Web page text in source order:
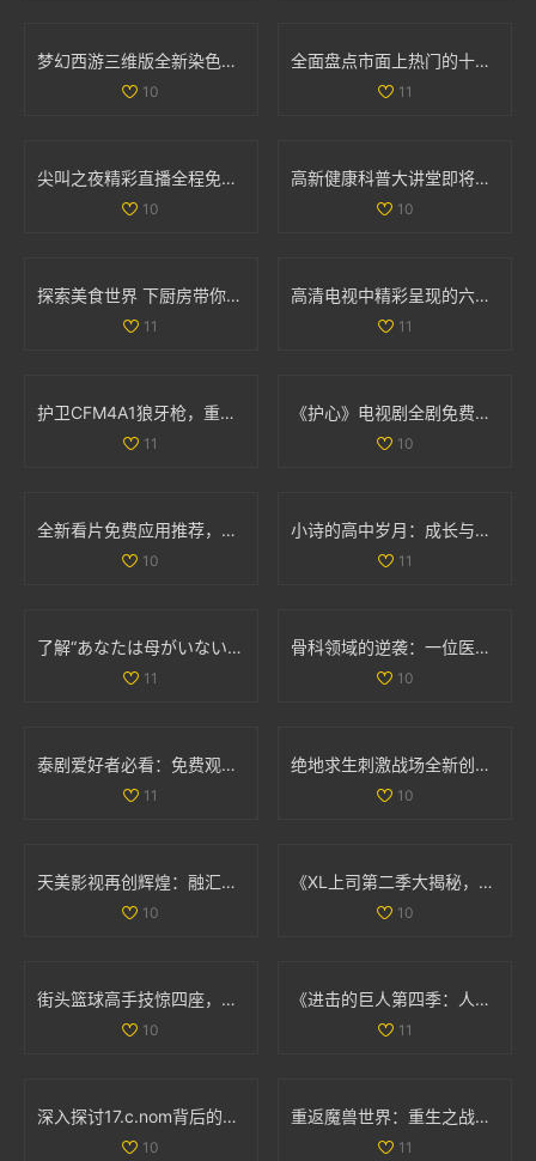
梦幻西游三维版全新染色系统上线，个性化角色打造新体验
10
全面盘点市面上热门的十款色情软件推荐与分析
11
尖叫之夜精彩直播全程免费看，与你共同感受音乐狂欢盛宴
10
高新健康科普大讲堂即将开启，12月2日至6日精彩课程安排揭晓
10
探索美食世界 下厨房带你领略烹饪的乐趣与创意
11
高清电视中精彩呈现的六部热播妻子题材影视作品推荐
11
护卫CFM4A1狼牙枪，重踏红色警戒与传奇之旅
11
《护心》电视剧全剧免费播放链接和观看指南分享
10
全新看片免费应用推荐，畅享海量高清影视资源
10
小诗的高中岁月：成长与梦想交织的日记分享
11
了解“あなたは母がいない”的深层含义与情感解析
11
骨科领域的逆袭：一位医生面对两位患者的挑战与思考
10
泰剧爱好者必看：免费观看热门经典电视剧推荐大全
11
绝地求生刺激战场全新创意工坊上线，体验极寒模式的独特挑战与乐趣
10
天美影视再创辉煌：融汇创新与经典的视听盛宴
10
《XL上司第二季大揭秘，角色发展与剧情变化分析》
10
街头篮球高手技惊四座，轻松撕扯对手防线让人叹服
10
《进击的巨人第四季：人类与巨人最终决战的史诗篇章》
11
深入探讨17.c.nom背后的意义与应用实例
10
重返魔兽世界：重生之战斗的奇幻征程与挑战
11